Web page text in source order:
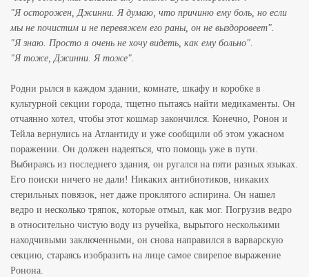
"Я осторожен, Джинни. Я думаю, что причиню ему боль, но если
мы не почистим и не перевяжем его раны, он не выздоровеет".
"Я знаю. Просто я очень не хочу видеть, как ему больно".
"Я тоже, Джинни. Я тоже".
Родни рылся в каждом здании, комнате, шкафу и коробке в
культурной секции города, тщетно пытаясь найти медикаменты. Он
отчаянно хотел, чтобы этот кошмар закончился. Конечно, Ронон и
Тейла вернулись на Атлантиду и уже сообщили об этом ужасном
поражении. Он должен надеяться, что помощь уже в пути.
Выбираясь из последнего здания, он ругался на пяти разных языках.
Его поиски ничего не дали! Никаких антибиотиков, никаких
стерильных повязок, нет даже проклятого аспирина. Он нашел
ведро и несколько тряпок, которые отмыл, как мог. Погрузив ведро
в относительно чистую воду из ручейка, вырытого несколькими
находчивыми заключенными, он снова направился в варварскую
секцию, стараясь изобразить на лице самое свирепое выражение
Ронона.